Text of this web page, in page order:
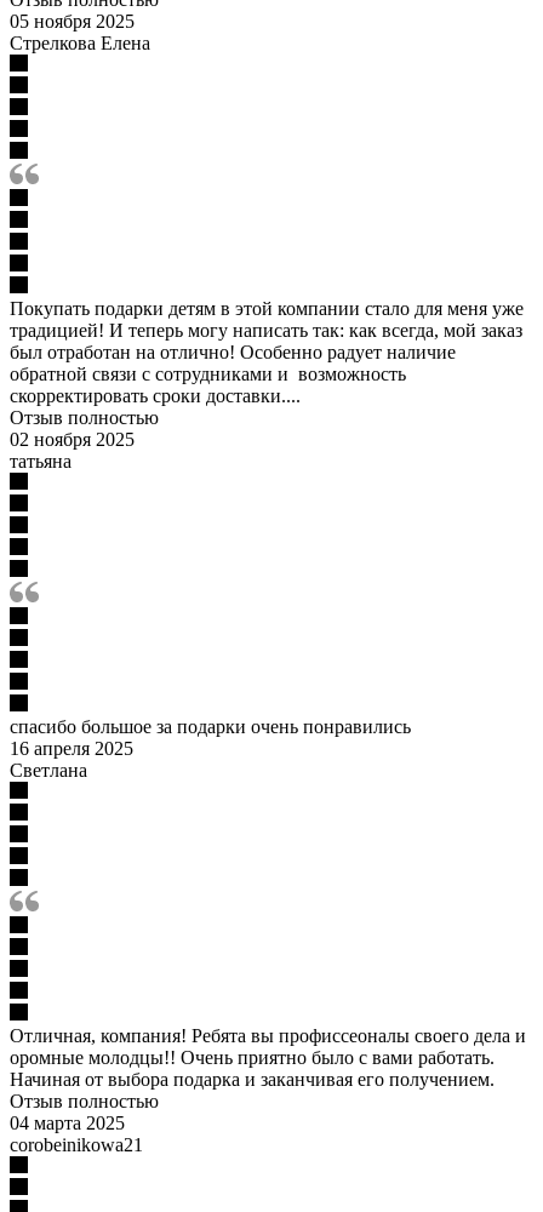
05 ноября 2025
Стрелкова Елена
Покупать подарки детям в этой компании стало для меня уже
традицией! И теперь могу написать так: как всегда, мой заказ
был отработан на отлично! Особенно радует наличие
обратной связи с сотрудниками и возможность
скорректировать сроки доставки....
Отзыв полностью
02 ноября 2025
татьяна
спасибо большое за подарки очень понравились
16 апреля 2025
Светлана
Отличная, компания! Ребята вы профиссеоналы своего дела и
оромные молодцы!! Очень приятно было с вами работать.
Начиная от выбора подарка и заканчивая его получением.
Отзыв полностью
04 марта 2025
corobeinikowa21